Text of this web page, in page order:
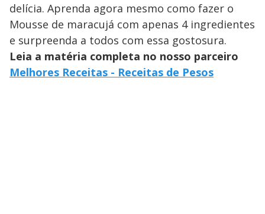
delícia. Aprenda agora mesmo como fazer o
Mousse de maracujá com apenas 4 ingredientes
e surpreenda a todos com essa gostosura.
Leia a matéria completa no nosso parceiro
Melhores Receitas - Receitas de Pesos